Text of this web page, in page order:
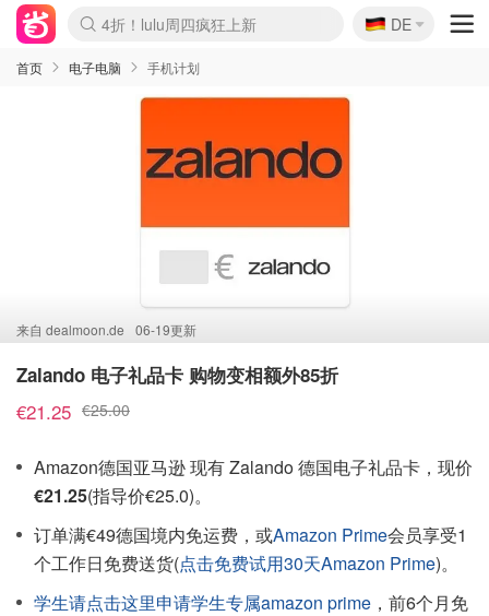
Boticinal 夏促开抢！
4折！lulu周四疯狂上新
还没结束！&OtherStories大促
Joybuy变相75折 随时失效
速领！Stanley独家85折
疑似霸哥！Camper额外叠85折
Zalando 奥莱闪促！每日更新
Moncler反季囤！5折起+叠9折
Coach Brooklyn仅€192
🇩🇪
DE
首页 电子电脑 手机计划
来自 dealmoon.de 06-19更新
Zalando 电子礼品卡 购物变相额外85折
€21.25 €25.00
Amazon德国亚马逊 现有 Zalando 德国电子礼品卡，现价
€21.25(指导价€25.0)。
订单满€49德国境内免运费，或Amazon Prime会员享受1
个工作日免费送货(点击免费试用30天Amazon Prime)。
学生请点击这里申请学生专属amazon prime ，前6个月免